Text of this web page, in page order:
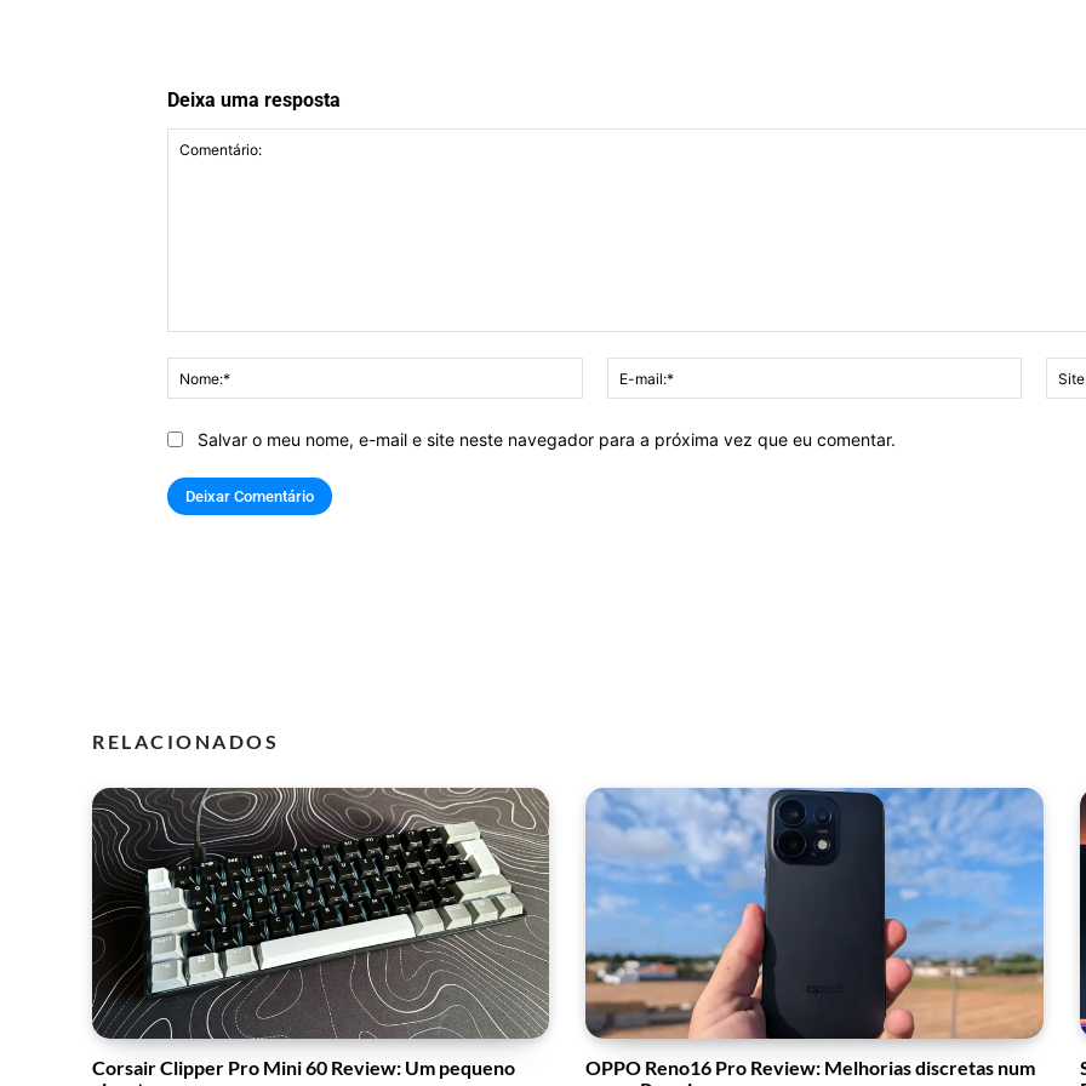
Deixa uma resposta
Nome:*
mail:*
Salvar o meu nome, e-mail e site neste navegador para a próxima vez que eu comentar.
RELACIONADOS
Corsair Clipper Pro Mini 60 Review: Um pequeno
OPPO Reno16 Pro Review: Melhorias discretas num